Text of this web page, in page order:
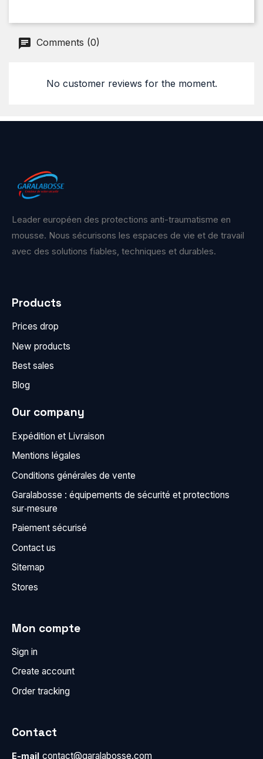
Comments (0)
No customer reviews for the moment.
Leader européen des protections anti-traumatisme en
mousse. Nous sécurisons les espaces de vie et de travail
avec des solutions fiables, techniques et durables.
Products
Prices drop
New products
Best sales
Blog
Our company
Expédition et Livraison
Mentions légales
Conditions générales de vente
Garalabosse : équipements de sécurité et protections
sur‑mesure
Paiement sécurisé
Contact us
Sitemap
Stores
Mon compte
Sign in
Create account
Order tracking
Contact
E-mail contact@garalabosse.com